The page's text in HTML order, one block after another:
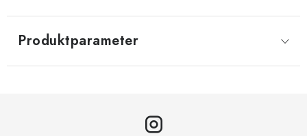
Produktparameter